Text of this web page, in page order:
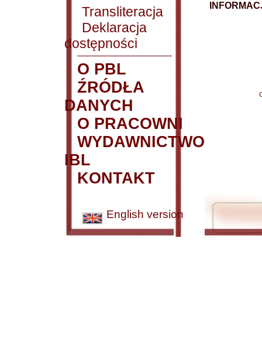
Transliteracja
Deklaracja
dostępności
O PBL
ŹRÓDŁA
DANYCH
O PRACOWNI
WYDAWNICTWO
IBL
KONTAKT
English version